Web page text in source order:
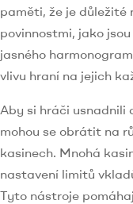
paměti, že je důležité
povinnostmi, jako
jasného
vlivu hraní na jejich
Aby si hráči usnadnili
mohou se obrátit na
kasinech. Mnohá
nastavení limitů
Tyto nástroje